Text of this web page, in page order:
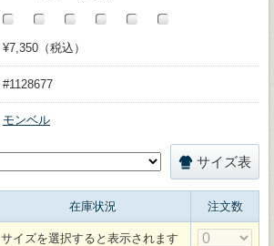
¥7,350（税込）
#1128677
モンベル
サイズ表
在庫状況 注文数
サイズを選択すると表示されます